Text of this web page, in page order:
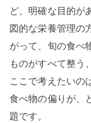
ど、明確な目的が
図的な栄養管理の
がって、旬の食べ
ものがすべて整う
ここで考えたいの
食べ物の偏りが、
題です。